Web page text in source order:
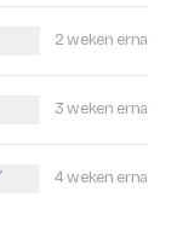
2 weken erna
3 weken erna
4 weken erna